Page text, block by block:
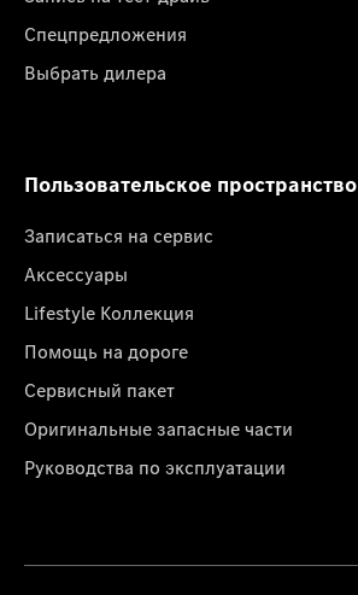
Спецпредложения
Выбрать дилера
Пользовательское пространство
Записаться на сервис
Аксессуары
Lifestyle Коллекция
Помощь на дороге
Сервисный пакет
Оригинальные запасные части
Руководства по эксплуатации